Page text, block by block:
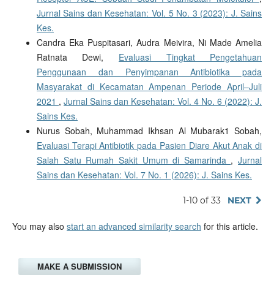
Jurnal Sains dan Kesehatan: Vol. 5 No. 3 (2023): J. Sains
Kes.
Candra Eka Puspitasari, Audra Meivira, Ni Made Amelia
Ratnata Dewi, Evaluasi Tingkat Pengetahuan
Penggunaan dan Penyimpanan Antibiotika pada
Masyarakat di Kecamatan Ampenan Periode April–Juli
2021 , Jurnal Sains dan Kesehatan: Vol. 4 No. 6 (2022): J.
Sains Kes.
Nurus Sobah, Muhammad Ikhsan Al Mubarak1 Sobah,
Evaluasi Terapi Antibiotik pada Pasien Diare Akut Anak di
Salah Satu Rumah Sakit Umum di Samarinda ,Jurnal
Sains dan Kesehatan: Vol. 7 No. 1 (2026): J. Sains Kes.
1-10 of 33 NEXT
You may also start an advanced similarity search for this article.
MAKE A SUBMISSION